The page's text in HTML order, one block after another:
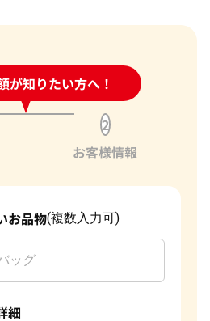
が知りたい方へ！
!問い合わせフォーム
2
お客様情報
お品物(複数入力可)
細